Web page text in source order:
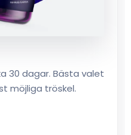
30 dagar. Bästa valet
möjliga tröskel.